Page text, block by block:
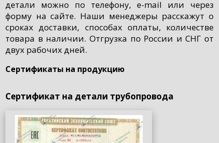
детали можно по телефону, e-mail или через
форму на сайте. Наши менеджеры расскажут о
сроках доставки, способах оплаты, количестве
товара в наличии. Отгрузка по России и СНГ от
двух рабочих дней.
Сертификаты на продукцию
Сертификат на детали трубопровода